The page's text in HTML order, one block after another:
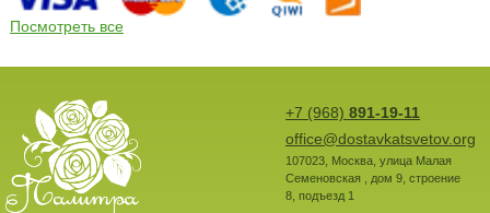
Посмотреть все
+7 (968) 891-19-11
office@dostavkatsvetov.org
107023, Москва, улица Малая
Семеновская , дом 9, строение
8, подъезд 1